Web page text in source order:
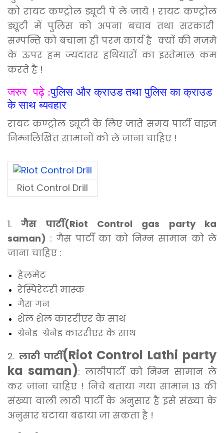
को रायटकण्ट्रोल ड्यूटी पे ले जाये ! रायट कण्ट्रोल
ड्यूटी में पुलिस को अपना बचाव तथा सरकारी
सम्पन्ति को बचाना ही परम कार्य है क्यों की मजमे
के ऊपर हम ज्यदातर हथियारों का इस्तेमाल कम
करते है !
जरुर पढ़े :पुलिस और क्राउड तथा पुलिस का क्राउड
के साथ ब्यवहार
रायटकण्ट्रोल ड्यूटी के लिए जाते समय पार्टी वाइज
निम्नलिखित सामानों को ले जाना चाहिए !
Riot Control Drill
1.गैस पार्टी(Riot Control gas party ka
saman) : गैस पार्टी का को निम्न सामान को ले
जाना चाहिए :
हेलमेट
रेस्पिरेटरी मास्क
गैस गन
शेल शेल काररीएर के साथ
ग्रेनेड ग्रेनेड काररीएर के साथ
2. लाठी पार्टी(Riot Control Lathi party
ka saman): लाठीपार्टी को निम्न सामान ले
कर जाना चाहिए ! निचे बताया गया सामान 13 की
संख्या वाली लाठी पार्टी के अनुसार है इसे संख्या के
अनुसार घटाया बढाया जा सकता है !